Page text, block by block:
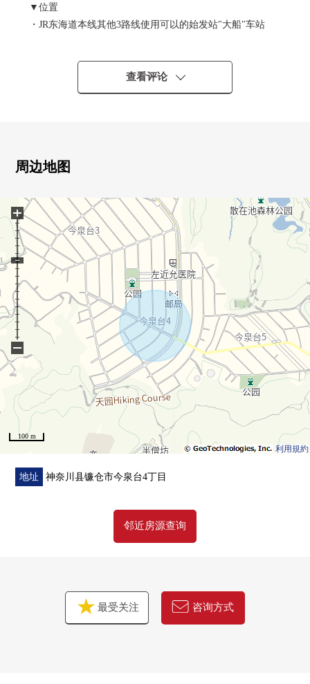
▼位置
・JR东海道本线其他3路线使用可以的始发站"大船"车站
・JR横须贺线"北镰仓"车站步行24分钟
・对都心以及镰仓、湘南区域交通便捷
・可以复数路线使用，便于通勤上学
・在不把火用于的全部电化住宅作为安心、舒适的生活
・有与家族的会话兴奋起来的开放式厨房的LDK
・对约6张塌塌米脚增长，能舒畅的日式房间，有壁橱收纳
・各居室有收纳，便于整理整顿
▼设备
・保养附带简单，电磁炉
・有约4.0张塌塌米储藏室，一下子切季节用品，能收藏
・对雨天的衣服干燥有用的浴室换气干燥机的
・在按一个按钮操纵的电动卷帘门，也就寝时外出时放心
▼周边环境
・到泷之入南公园适应约290m，育儿的环境
■ 在找想要的家方面给予帮助的━━━━━・・・
房源的详细、需讨论是如有意向，请跟我们联系。
查看评论
周边地图
利用規約
100 m
+
−
地址 神奈川县镰仓市今泉台4丁目
邻近房源查询
最受关注 咨询方式